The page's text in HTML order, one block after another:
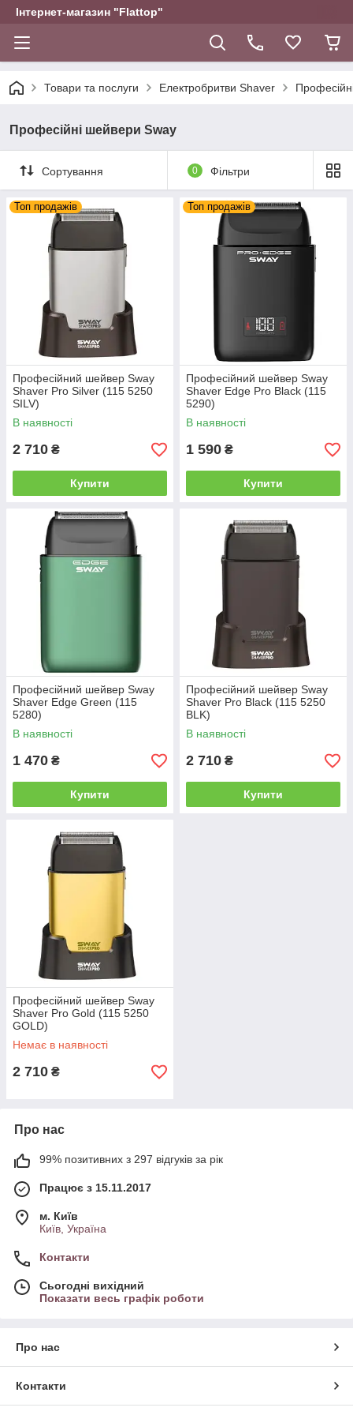
Інтернет-магазин "Flattop"
Товари та послуги Електробритви Shaver
Професійні шейвери Sway
Сортування 0 Фільтри
Топ продажів
Професійний шейвер Sway
Shaver Pro Silver (115 5250
SILV)
В наявності
2 710 ₴
Купити
Топ продажів
Професійний шейвер Sway
Shaver Edge Pro Black (115
5290)
В наявності
1 590 ₴
Купити
Професійний шейвер Sway
Shaver Edge Green (115
5280)
В наявності
1 470 ₴
Купити
Професійний шейвер Sway
Shaver Pro Black (115 5250
BLK)
В наявності
2 710 ₴
Купити
Професійний шейвер Sway
Shaver Pro Gold (115 5250
GOLD)
Немає в наявності
2 710 ₴
Про нас
99% позитивних з 297 відгуків за рік
Працює з 15.11.2017
м. Київ
Київ, Україна
Контакти
Сьогодні вихідний
Показати весь графік роботи
Про нас
Контакти